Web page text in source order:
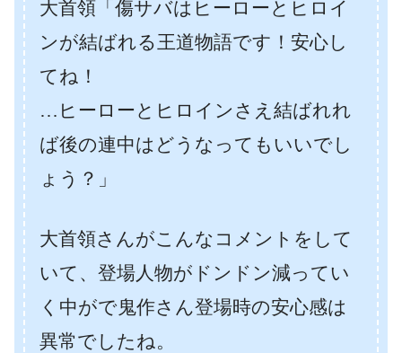
大首領「傷サバはヒーローとヒロイ
ンが結ばれる王道物語です！安心し
てね！
…ヒーローとヒロインさえ結ばれれ
ば後の連中はどうなってもいいでし
ょう？」
大首領さんがこんなコメントをして
いて、登場人物がドンドン減ってい
く中がで鬼作さん登場時の安心感は
異常でしたね。